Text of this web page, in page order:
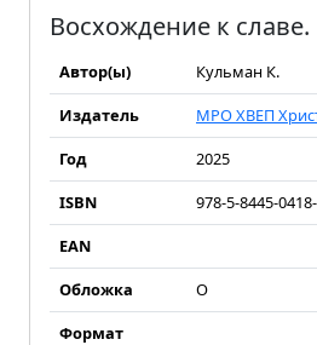
Восхождение к славе.
Автор(ы)
Кульман К.
Издатель
МРО ХВЕП
Год
2025
ISBN
978-5-8445-
EAN
Обложка
О
Формат